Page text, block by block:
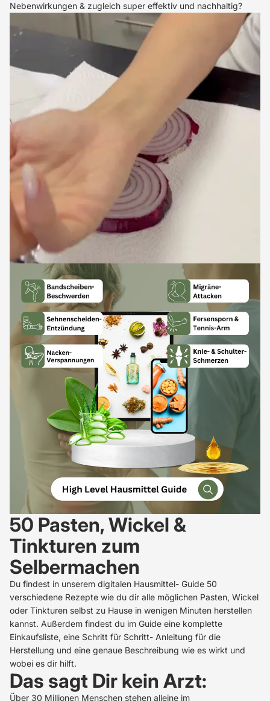
Nebenwirkungen & zugleich super effektiv und nachhaltig?
50 Pasten, Wickel &
Tinkturen zum
Selbermachen
Du findest in unserem digitalen Hausmittel- Guide 50
verschiedene Rezepte wie du dir alle möglichen Pasten, Wickel
oder Tinkturen selbst zu Hause in wenigen Minuten herstellen
kannst. Außerdem findest du im Guide eine komplette
Einkaufsliste, eine Schritt für Schritt- Anleitung für die
Herstellung und eine genaue Beschreibung wie es wirkt und
wobei es dir hilft.
Das sagt Dir kein Arzt:
Über 30 Millionen Menschen stehen alleine im